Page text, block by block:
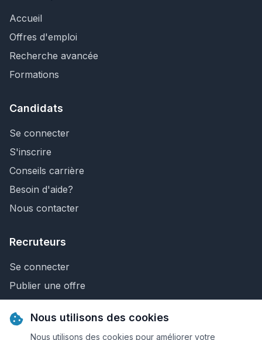
Accueil
Offres d'emploi
Recherche avancée
Formations
Candidats
Se connecter
S'inscrire
Conseils carrière
Besoin d'aide?
Nous contacter
Recruteurs
Se connecter
Publier une offre
Nous contacter
Nous utilisons des cookies
Nous utilisons des cookies pour améliorer votre